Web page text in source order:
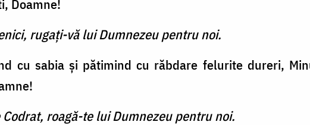
Doamne!
rugaţi-vă lui Dumnezeu pentru noi.
cu sabia şi pătimind cu răbdare felurite dureri,
roagă-te lui Dumnezeu pentru noi.